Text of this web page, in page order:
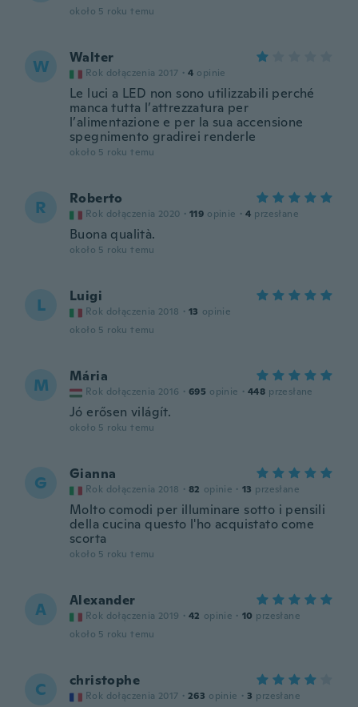
około 5 roku temu
W Walter
Rok dołączenia 2017 · 4 opinie
Le luci a LED non sono utilizzabili perché
manca tutta l’attrezzatura per
l’alimentazione e per la sua accensione
spegnimento gradirei renderle
około 5 roku temu
R Roberto
Rok dołączenia 2020 · 119 opinie · 4 przesłane
Buona qualità.
około 5 roku temu
L Luigi
Rok dołączenia 2018 · 13 opinie
około 5 roku temu
M Mária
Rok dołączenia 2016 · 695 opinie · 448 przesłane
Jó erősen világít.
około 5 roku temu
G Gianna
Rok dołączenia 2018 · 82 opinie · 13 przesłane
Molto comodi per illuminare sotto i pensili
della cucina questo l'ho acquistato come
scorta
około 5 roku temu
A Alexander
Rok dołączenia 2019 · 42 opinie · 10 przesłane
około 5 roku temu
C christophe
Rok dołączenia 2017 · 263 opinie · 3 przesłane